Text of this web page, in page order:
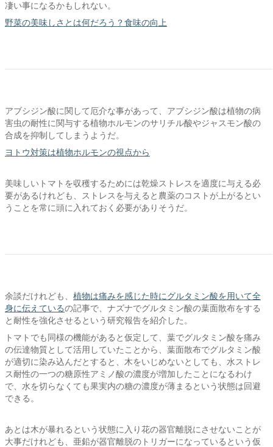
凄い事になるかもしれない。
野菜の美味しさとは何だろう？食味の向上
アブシジン酸に関して厄介な事があって、アブシジン酸は植物の病
害虫の耐性に関与する植物ホルモンのサリチル酸やジャスモン酸の
合成を抑制してしまうようだ。
ヨトウ対策は植物ホルモンの視点から
美味しいトマトを収穫するためには乾燥ストレスを適度に与える必
要があるけれども、ストレスを与えると農薬のコストが上がるとい
うことを常に頭に入れておく必要がありそうだ。
余談だけれども、 植物は痛みを感じた時にグルタミン酸を用いて全
身に伝えているの記事で、ナズナでグルタミン酸の葉面散布をする
と耐性を強化させるという研究報告を紹介した。
トマトでも同様の機能があると仮定して、葉でグルタミン酸を痛み
の伝達物質として活用していたことから、葉面散布でグルタミン酸
が適切に染み込んだとすると、木をいじめないとしても、水ストレ
ス耐性の一つの糖原性アミノ酸の濃度が増加したことになるわけ
で、水を切らなくても果実内の糖の濃度が薄まるという状態は回避
できる。
あとは木が暴れるという状態に入り花の器官離脱にさせないことが
大事だけれども、亜鉛が器官離脱のトリガーになっているという仮